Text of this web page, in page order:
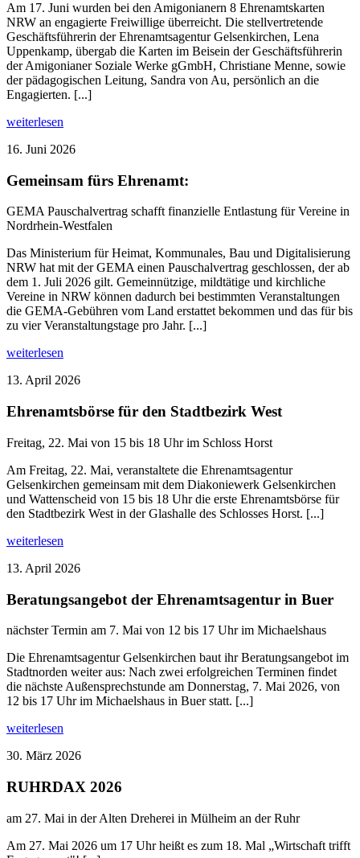
Am 17. Juni wurden bei den Amigonianern 8 Ehrenamtskarten
NRW an engagierte Freiwillige überreicht. Die stellvertretende
Geschäftsführerin der Ehrenamtsagentur Gelsenkirchen, Lena
Uppenkamp, übergab die Karten im Beisein der Geschäftsführerin
der Amigonianer Soziale Werke gGmbH, Christiane Menne, sowie
der pädagogischen Leitung, Sandra von Au, persönlich an die
Engagierten. [...]
weiterlesen
16. Juni 2026
Gemeinsam fürs Ehrenamt:
GEMA Pauschalvertrag schafft finanzielle Entlastung für Vereine in
Nordrhein-Westfalen
Das Ministerium für Heimat, Kommunales, Bau und Digitalisierung
NRW hat mit der GEMA einen Pauschalvertrag geschlossen, der ab
dem 1. Juli 2026 gilt. Gemeinnützige, mildtätige und kirchliche
Vereine in NRW können dadurch bei bestimmten Veranstaltungen
die GEMA-Gebühren vom Land erstattet bekommen und das für bis
zu vier Veranstaltungstage pro Jahr. [...]
weiterlesen
13. April 2026
Ehrenamtsbörse für den Stadtbezirk West
Freitag, 22. Mai von 15 bis 18 Uhr im Schloss Horst
Am Freitag, 22. Mai, veranstaltete die Ehrenamtsagentur
Gelsenkirchen gemeinsam mit dem Diakoniewerk Gelsenkirchen
und Wattenscheid von 15 bis 18 Uhr die erste Ehrenamtsbörse für
den Stadtbezirk West in der Glashalle des Schlosses Horst. [...]
weiterlesen
13. April 2026
Beratungsangebot der Ehrenamtsagentur in Buer
nächster Termin am 7. Mai von 12 bis 17 Uhr im Michaelshaus
Die Ehrenamtsagentur Gelsenkirchen baut ihr Beratungsangebot im
Stadtnorden weiter aus: Nach zwei erfolgreichen Terminen findet
die nächste Außensprechstunde am Donnerstag, 7. Mai 2026, von
12 bis 17 Uhr im Michaelshaus in Buer statt. [...]
weiterlesen
30. März 2026
RUHRDAX 2026
am 27. Mai in der Alten Dreherei in Mülheim an der Ruhr
Am 27. Mai 2026 um 17 Uhr heißt es zum 18. Mal „Wirtschaft trifft